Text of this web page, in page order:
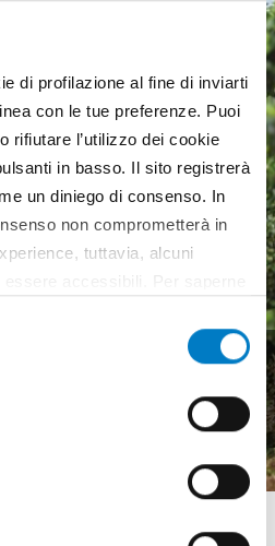
di profilazione al fine di inviarti
con le tue preferenze. Puoi
rifiutare l’utilizzo dei cookie
in basso. Il sito registrerà
un diniego di consenso. In
non comprometterà in
tuttavia, alcuni
di alcuni di essi, ti
mercato
economica